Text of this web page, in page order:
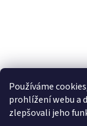
Používáme
prohlížení webu a
zlepšovali jeho